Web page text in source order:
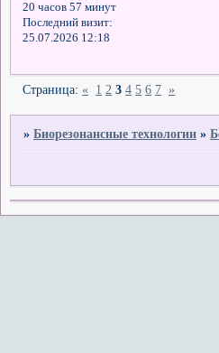
20 часов 57 минут
Последний визит:
25.07.2026 12:18
Страница: « 1 2 3 4 5 6 7 »
»Биорезонансные технологии »